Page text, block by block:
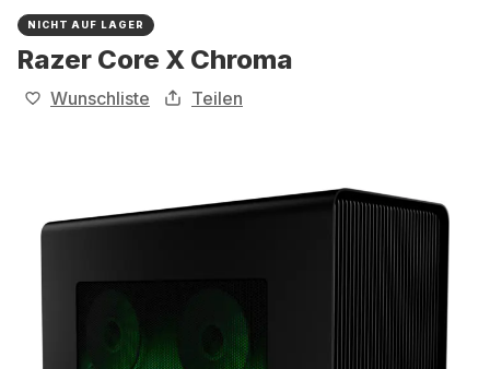
NICHT AUF LAGER
Razer Core X Chroma
Wunschliste Teilen